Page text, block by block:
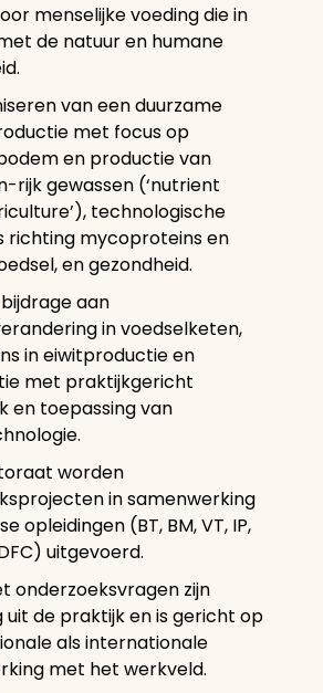
menselijke voeding die in
de natuur en humane
van een duurzame
met focus op
en productie van
rijk gewassen (‘nutrient
technologische
richting mycoproteins en
en gezondheid.
aan
in voedselketen,
in eiwitproductie en
met praktijkgericht
en toepassing van
worden
in samenwerking
opleidingen (BT, BM, VT, IP,
uitgevoerd.
onderzoeksvragen zijn
uit de praktijk en is gericht op
als internationale
met het werkveld.